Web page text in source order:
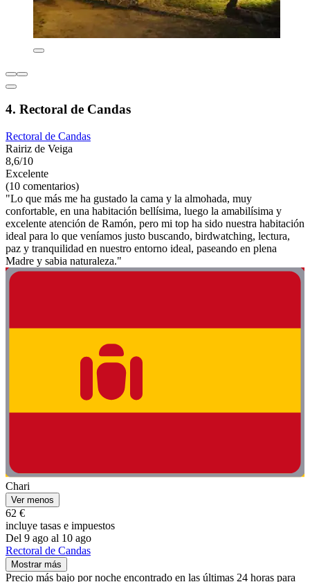
4. Rectoral de Candas
Rectoral de Candas
Rairiz de Veiga
8,6/10
Excelente
(10 comentarios)
"Lo que más me ha gustado la cama y la almohada, muy
confortable, en una habitación bellísima, luego la amabilísima y
excelente atención de Ramón, pero mi top ha sido nuestra habitación
ideal para lo que veníamos justo buscando, birdwatching, lectura,
paz y tranquilidad en nuestro entorno ideal, paseando en plena
Madre y sabia naturaleza."
Chari
Ver menos
62 €
incluye tasas e impuestos
Del 9 ago al 10 ago
Rectoral de Candas
Mostrar más
Precio más bajo por noche encontrado en las últimas 24 horas para